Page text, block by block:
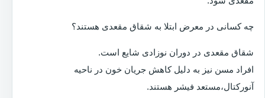
چه کسانی در معرض ابتلا به شقاق مقعدی هستند؟
شقاق مقعدی در دوران نوزادی شایع است.
افراد مسن نیز به دلیل کاهش جریان خون در ناحیه
آنورکتال،مستعد فیشر هستند.